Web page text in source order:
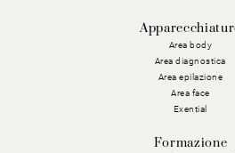
Area body
Area diagnostica
Area epilazione
Area face
Exential
Formazione